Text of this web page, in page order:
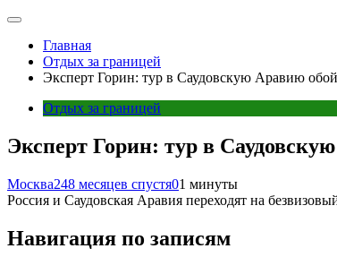
Главная
Отдых за границей
Эксперт Горин: тур в Саудовскую Аравию
Отдых за границей
Эксперт Горин: тур в
Москва248 месяцев спустя01 минуты
Россия и Саудовская Аравия переходят на
Навигация по записям